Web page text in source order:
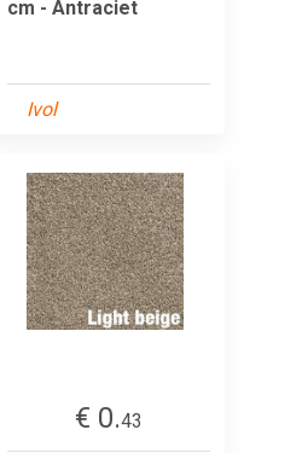
cm - Antraciet
Ivol
€ 0.43